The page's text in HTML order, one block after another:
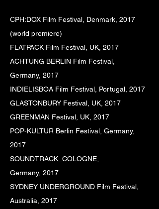
CPH:DOX Film Festival, Denmark, 2017
(world premiere)
FLATPACK Film Festival, UK, 2017
ACHTUNG BERLIN Film Festival,
Germany, 2017
INDIELISBOA Film Festival, Portugal, 2017
GLASTONBURY Festival, UK, 2017
GREENMAN Festival, UK, 2017
POP-KULTUR Berlin Festival, Germany,
2017
SOUNDTRACK_COLOGNE,
Germany, 2017
SYDNEY UNDERGROUND Film Festival,
Australia, 2017